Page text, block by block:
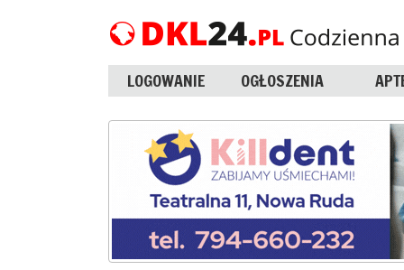
LOGOWANIE OGŁOSZENIA